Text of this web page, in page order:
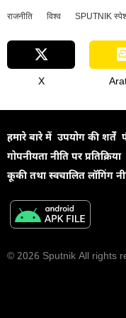
राजनीति विश्व SPUTNIK
X
हमारे बारे में उपयोग की शर्तें
गोपनीयता नीति पर प्रतिक्रिया
कूकी तथा स्वचालित लॉगिंग
© 2026 Sputnik All rights